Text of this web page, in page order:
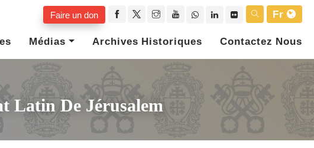
Faire un don
Fr
Médias Archives Historiques Contactez Nous
Latin De Jérusalem